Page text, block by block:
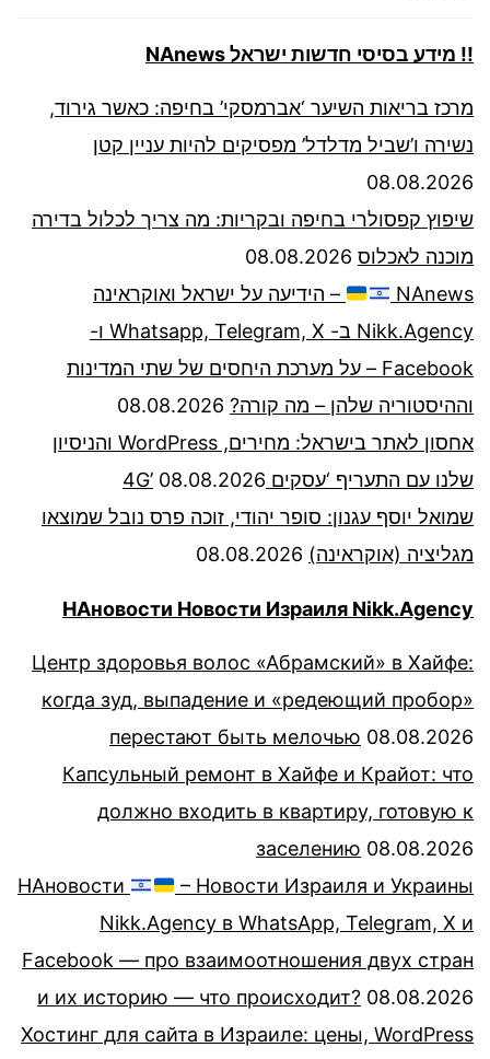
!! מידע בסיסי חדשות ישראל NAnews
מרכז בריאות השיער ‘אברמסקי’ בחיפה: כאשר גירוד,
נשירה ו’שביל מדלדל’ מפסיקים להיות עניין קטן
08.08.2026
שיפוץ קפסולרי בחיפה ובקריות: מה צריך לכלול בדירה
מוכנה לאכלוס 08.08.2026
NAnews
– הידיעה על ישראל ואוקראינה
Nikk.Agency ב- Whatsapp, Telegram, X ו-
Facebook – על מערכת היחסים של שתי המדינות
וההיסטוריה שלהן – מה קורה? 08.08.2026
אחסון לאתר בישראל: מחירים, WordPress והניסיון
שלנו עם התעריף ‘עסקים 4G’ 08.08.2026
שמואל יוסף עגנון: סופר יהודי, זוכה פרס נובל שמוצאו
מגליציה (אוקראינה) 08.08.2026
НАновости Новости Израиля Nikk.Agency
Центр здоровья волос «Абрaмский» в Хайфе:
когда зуд, выпадение и «редеющий пробор»
перестают быть мелочью 08.08.2026
Капсульный ремонт в Хайфе и Крайот: что
должно входить в квартиру, готовую к
заселению 08.08.2026
НАновости
– Новости Израиля и Украины
Nikk.Agency в WhatsApp, Telegram, X и
Facebook — про взаимоотношения двух стран
и их историю — что происходит? 08.08.2026
Хостинг для сайта в Израиле: цены, WordPress